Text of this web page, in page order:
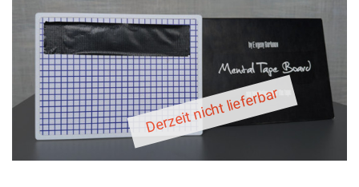
Derzeit nicht lieferbar